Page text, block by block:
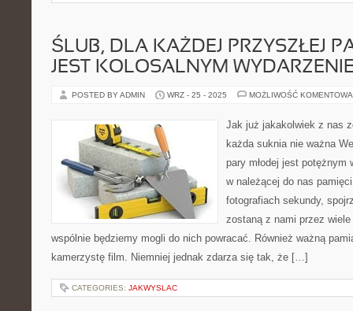
ŚLUB, DLA KAŻDEJ PRZYSZŁEJ
JEST KOLOSALNYM
POSTED BY ADMIN WRZ - 25 - 2025 MOŻLIWOŚĆ
Jak już jakakolwiek z nas
każda suknia nie ważna
pary młodej jest potężnym
w należącej do nas
fotografiach sekundy,
zostaną z nami przez
wspólnie będziemy mogli do nich powracać. Również ważną
kamerzystę film. Niemniej jednak zdarza się tak, że […]
CATEGORIES: JAKWYSLAC